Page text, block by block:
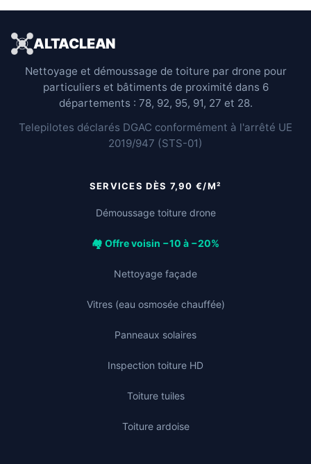
ALTACLEAN
Nettoyage et démoussage de toiture par drone pour
particuliers et bâtiments de proximité dans 6
départements : 78, 92, 95, 91, 27 et 28.
Telepilotes déclarés DGAC conformément à l'arrêté UE
2019/947 (STS-01)
SERVICES DÈS 7,90 €/M²
Démoussage toiture drone
🏘️ Offre voisin −10 à −20%
Nettoyage façade
Vitres (eau osmosée chauffée)
Panneaux solaires
Inspection toiture HD
Toiture tuiles
Toiture ardoise